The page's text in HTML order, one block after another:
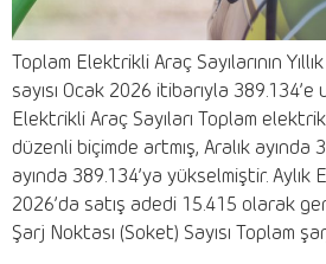
Toplam Elektrikli Araç Sayılarının
sayısı Ocak 2026 itibarıyla 389.134’e
Elektrikli Araç Sayıları Toplam
düzenli biçimde artmış, Aralık ayında
ayında 389.134’ya yükselmiştir. Aylık
2026’da satış adedi 15.415 olarak
Şarj Noktası (Soket) Sayısı Toplam